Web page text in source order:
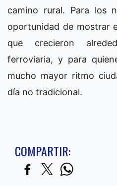
camino rural. Para los
oportunidad de mostrar
que crecieron
ferroviaria, y para
mucho mayor ritmo
día no tradicional.
COMPARTIR: